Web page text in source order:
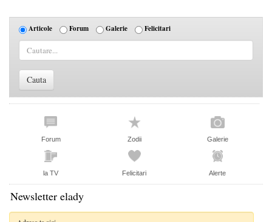
Articole Forum Galerie Felicitari
Forum Zodii Galerie
la TV Felicitari Alerte
Newsletter elady